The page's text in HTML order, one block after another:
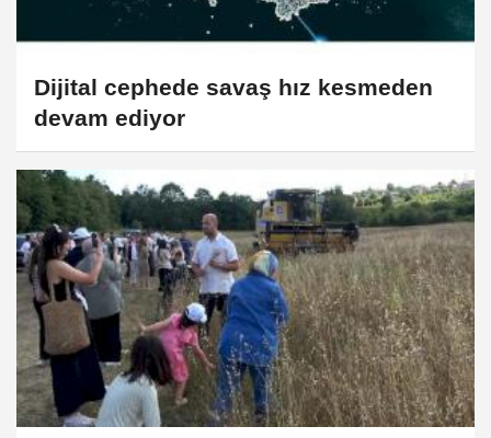
Dijital cephede savaş hız kesmeden
devam ediyor